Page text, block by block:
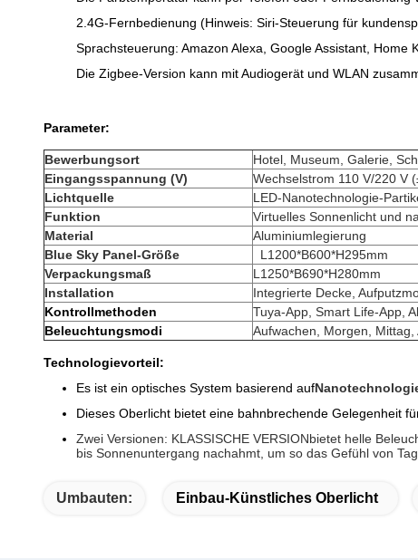
2.4G-Fernbedienung (Hinweis: Siri-Steuerung für
Sprachsteuerung: Amazon Alexa, Google Assistant, Home
Die Zigbee-Version kann mit Audiogerät und WLAN